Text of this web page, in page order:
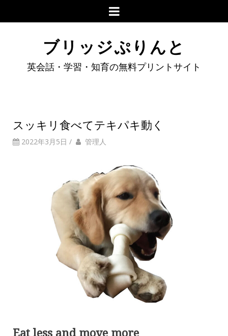
ブリッジぷりんと
英会話・学習・知育の無料プリントサイト
スッキリ食べてテキパキ動く
2022年3月5日 / 管理人
Eat less and move more